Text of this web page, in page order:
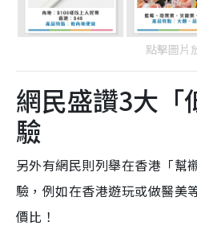
點擊圖片
網民盛讚3大「
驗
另外有網民則列舉在香港「幫
驗，例如在香港遊玩或做醫美
價比！